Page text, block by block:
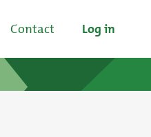
Contact Log in